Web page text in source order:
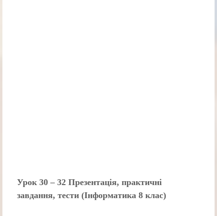
Урок 30 – 32 Презентація, практичні
завдання, тести (Інформатика 8 клас)